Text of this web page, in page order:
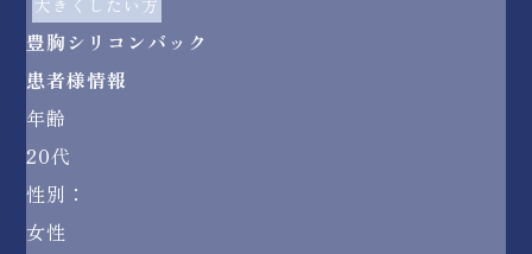
大きくしたい方
豊胸シリコンバック
患者様情報
年齢
20代
性別：
女性